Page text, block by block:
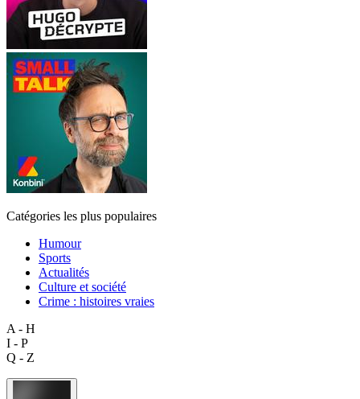
Catégories les plus populaires
Humour
Sports
Actualités
Culture et société
Crime : histoires vraies
A - H
I - P
Q - Z